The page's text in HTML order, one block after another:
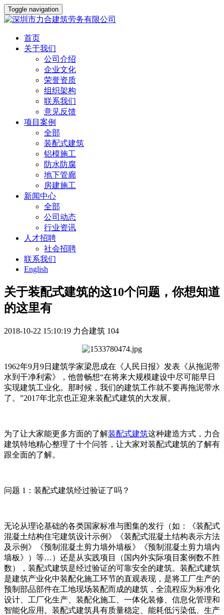
Toggle navigation
首页
关于我们
公司介绍
企业文化
荣誉资质
组织架构
联系我们
意见反馈
项目案例
全部
装配式建筑
铝模施工
防水防腐
地下管廊
房建施工
新闻中心
全部
公司动态
行业资讯
人才招聘
社会招聘
联系我们
English
关于装配式建筑的这10个问题，你想知道
的这里有
2018-10-22 15:10:19 力合建筑 104
1962年9月9日建筑学家梁思成在《人民日报》发表《从拖泥带
水到干净利索》，他曾畅想“在将来大规模建设中尽可能早日
实现建筑工业化。那时候，我们的建筑工作就不要再拖泥带水
了。”2017年北京也正迎来装配式建筑的大发展。
为了让大家能更多方面的了解装配式建筑这种建造方式，力合
建筑特地精心整理了十个问答，让大家对装配式建筑的了解有
跟全面的了解。
问题 1：装配式建筑经过验证了吗？
无论从理论基础的各类国家标准与图集的发行（如：《装配式
混凝土结构住宅建筑设计示例》《装配式混凝土结构表示方法
及示例》《预制混凝土剪力墙外墙板》《预制混凝土剪力墙内
墙板》）等…）还是从实践项目（国内外实际项目案例数不胜
数），装配式建筑是经过验证的可靠安全的建筑。装配式建筑
是建筑产业化中装配化施工环节的直观表现，是将工厂生产的
预制部品部件在工地现场装配而成的建筑，全流程应为标准化
设计、工厂化生产、装配化施工、一体化装修、信息化管理和
智能化应用。装配式建筑具有质量稳定、能耗低污染低、生产